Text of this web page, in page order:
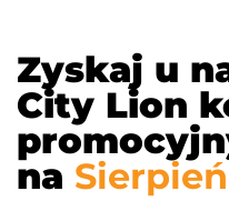
Zyskaj u
City Lion
na